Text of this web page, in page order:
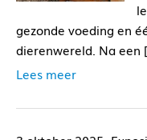
gezonde voeding en
dierenwereld. Na een
Lees meer